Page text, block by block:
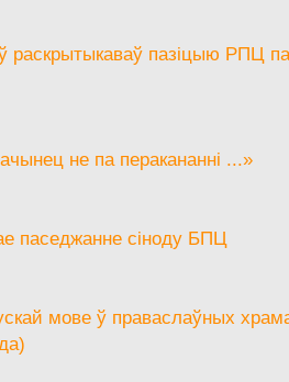
раскрытыкаваў пазіцыю РПЦ
не па перакананні ...»
паседжанне сіноду БПЦ
мове ў праваслаўных